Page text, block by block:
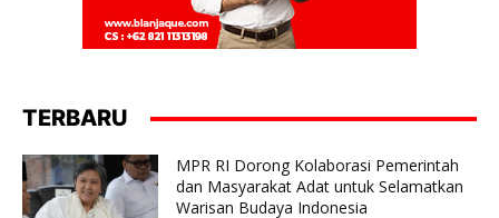
TERBARU
MPR RI Dorong Kolaborasi Pemerintah
dan Masyarakat Adat untuk Selamatkan
Warisan Budaya Indonesia